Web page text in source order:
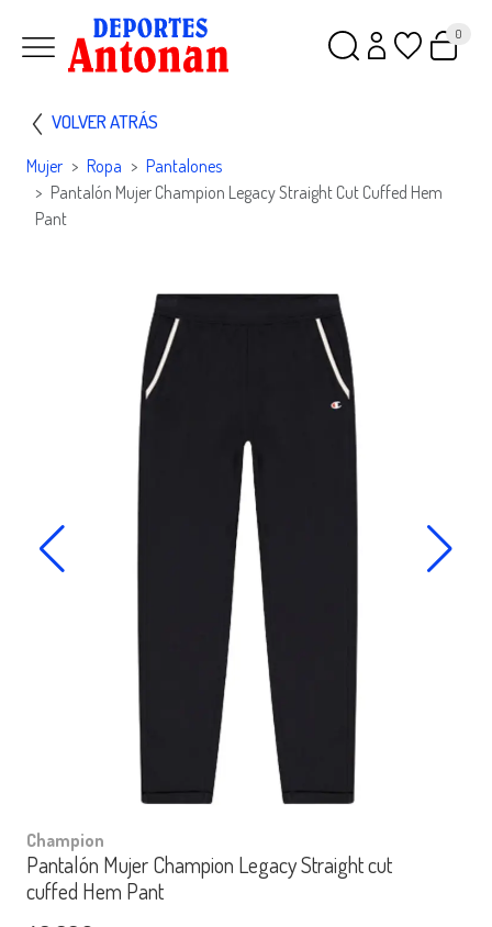
0
VOLVER ATRÁS
Mujer Ropa
Pantalones
Pantalón Mujer Champion Legacy Straight Cut Cuffed Hem
Pant
Champion
Pantalón Mujer Champion Legacy Straight cut
cuffed Hem Pant